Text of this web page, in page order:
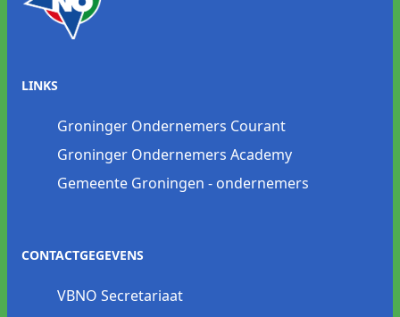
LINKS
Groninger Ondernemers Courant
Groninger Ondernemers Academy
Gemeente Groningen - ondernemers
CONTACTGEGEVENS
VBNO Secretariaat